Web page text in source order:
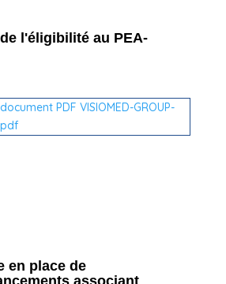
l'éligibilité au PEA-
en place de
associant